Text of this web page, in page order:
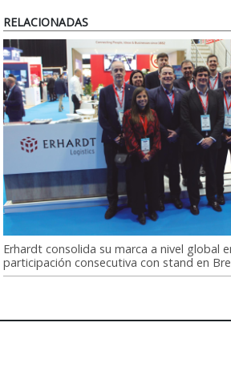
RELACIONADAS
Erhardt consolida su marca a nivel global
participación consecutiva con stand en